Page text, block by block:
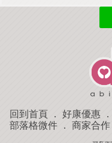
回到首頁 ． 好康優惠 ．
部落格微件． 商家合作